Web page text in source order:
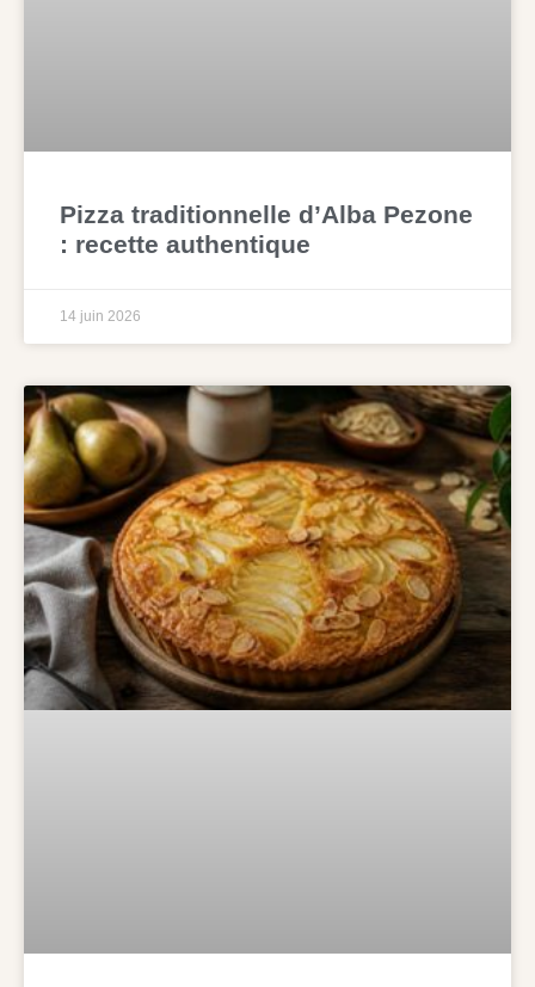
Pizza traditionnelle d’Alba Pezone
: recette authentique
14 juin 2026